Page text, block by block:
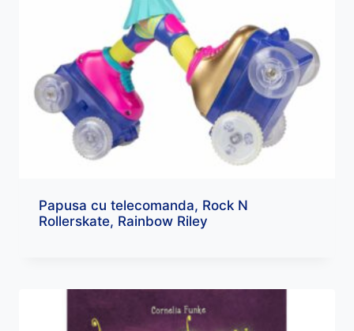
Papusa cu telecomanda, Rock N
Rollerskate, Rainbow Riley